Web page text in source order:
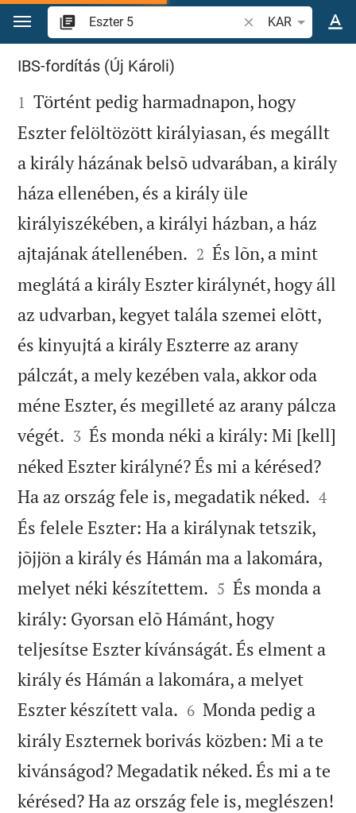
Ugrás a tartalomra
Igevers vagy szó
KAR
Eszter 5
IBS-fordítás (Új Károli)

1 Történt pedig harmadnapon, hogy
Eszter felöltözött királyiasan, és megállt
a király házának belsõ udvarában, a király
háza ellenében, és a király üle
királyiszékében, a királyi házban, a ház
ajtajának átellenében. 

2 És lõn, a mint
meglátá a király Eszter királynét, hogy áll
az udvarban, kegyet talála szemei elõtt,
és kinyujtá a király Eszterre az arany
pálczát, a mely kezében vala, akkor oda
méne Eszter, és megilleté az arany pálcza
végét. 

3 És monda néki a király: Mi [kell]
néked Eszter királyné? És mi a kérésed?
Ha az ország fele is, megadatik néked. 

4
És felele Eszter: Ha a királynak tetszik,
jõjjön a király és Hámán ma a lakomára,
melyet néki készítettem. 

5 És monda a
király: Gyorsan elõ Hámánt, hogy
teljesítse Eszter kívánságát. És elment a
király és Hámán a lakomára, a melyet
Eszter készített vala. 

6 Monda pedig a
király Eszternek borivás közben: Mi a te
kivánságod? Megadatik néked. És mi a te
kérésed? Ha az ország fele is, meglészen!